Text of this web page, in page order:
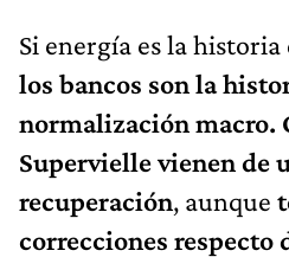
Si energía es la
los bancos son la
normalización macro.
Supervielle vienen de
recuperación, aunque
correcciones respecto